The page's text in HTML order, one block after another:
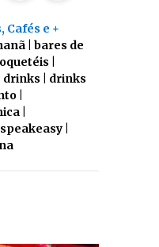
Cafés e +
| bares de
|
drinks | drinks
|
|
|